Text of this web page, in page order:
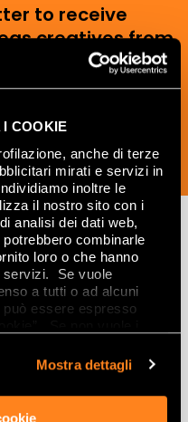
I COOKIE
anche di terze
mirati e servizi in
inoltre le
il nostro sito con i
analisi dei dati web,
combinarle
loro o che hanno
servizi. Se vuole
a tutti o ad alcuni
può essere espresso
Mostra dettagli
to receive
creatives from
and interior